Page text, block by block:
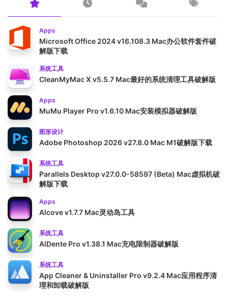
Apps
Microsoft Office 2024 v16.108.3 Mac办公软件套件破
解版下载
系统工具
CleanMyMac X v5.5.7 Mac最好的系统清理工具破解版
Apps
MuMu Player Pro v1.6.10 Mac安装模拟器破解版
图形设计
Adobe Photoshop 2026 v27.8.0 Mac M1破解版下载
系统工具
Parallels Desktop v27.0.0-58597 (Beta) Mac虚拟机破
解版下载
Apps
Alcove v1.7.7 Mac灵动岛工具
系统工具
AlDente Pro v1.38.1 Mac充电限制器破解版
系统工具
App Cleaner & Uninstaller Pro v9.2.4 Mac应用程序清
理和卸载破解版